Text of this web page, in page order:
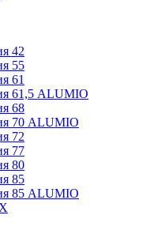
42
55
61
61,5 ALUMIO
68
70 ALUMIO
72
77
80
85
85 ALUMIO